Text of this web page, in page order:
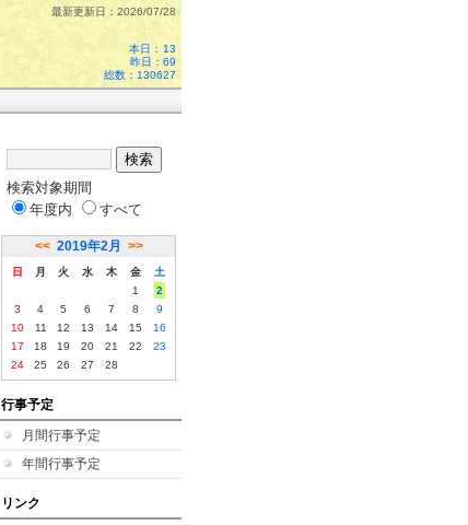
最新更新日：2026/07/28
本日： 13
昨日：69
総数：130627
検索対象期間
年度内
すべて
<< 2019年2月 >>
日 月 火 水 木 金
土
1
2
3
4 5 6 7 8
9
10
11 12 13 14 15
16
17
18 19 20 21 22
23
24
25 26 27 28
行事予定
月間行事予定
年間行事予定
リンク